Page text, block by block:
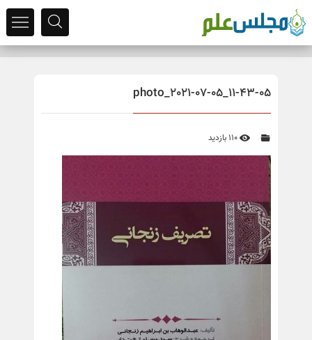
photo_2021-07-05_11-43-05